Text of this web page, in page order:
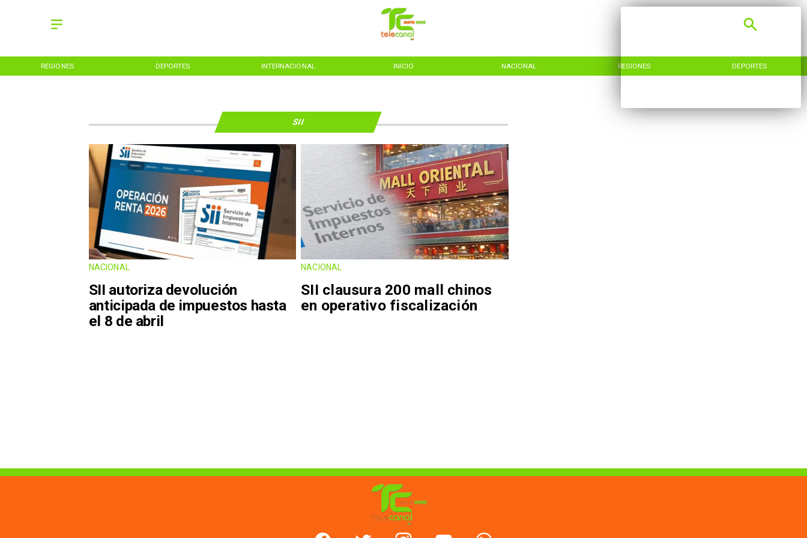
REGIONES DEPORTES INTERNACIONAL INICIO NACIONAL REGIONES DEPORTES
NACIONAL
SII autoriza devolución
anticipada de impuestos hasta
el 8 de abril
NACIONAL
SII clausura 200 mall chinos
en operativo fiscalización
SII